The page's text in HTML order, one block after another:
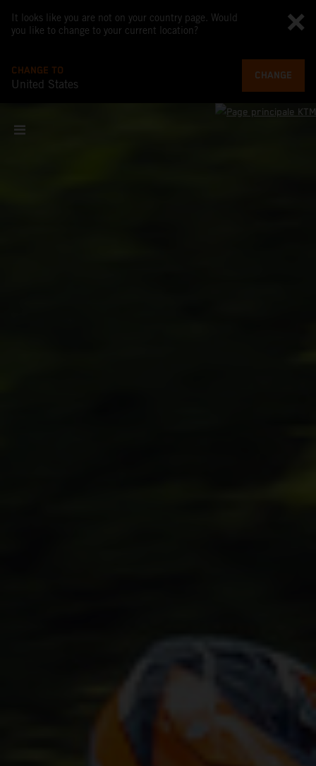
It looks like you are not on your country page. Would
you like to change to your current location?
CHANGE TO
United States
CHANGE